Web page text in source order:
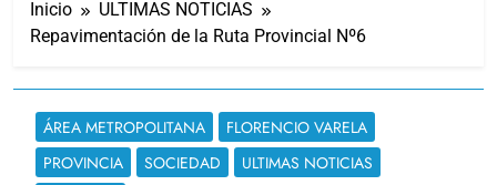
Inicio
ULTIMAS NOTICIAS
Repavimentación de la Ruta Provincial Nº6
ÁREA METROPOLITANA
FLORENCIO VARELA
PROVINCIA
SOCIEDAD
ULTIMAS NOTICIAS